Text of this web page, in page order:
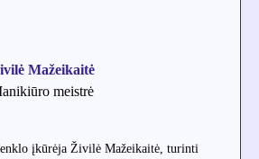
Mažeikaitė
meistrė
įkūrėja Živilė Mažeikaitė, turinti